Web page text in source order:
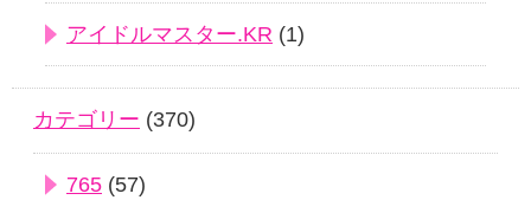
アイドルマスター.KR (1)
カテゴリー (370)
765 (57)